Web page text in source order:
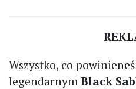
Wszystko, co
legendarnym Black